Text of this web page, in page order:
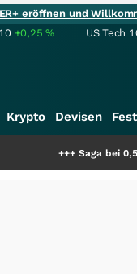
eröffnen und
+0,25% US Tech
Krypto Devisen
Saga bei 0,53 CAD: